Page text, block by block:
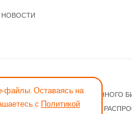
файлы. Оставаясь на
с Политикой
НОВОСТИ
ГОСТИНИЧНОГО И РЕСТОРАННОГО
ОБЕСПЕЧЕНИЕ,